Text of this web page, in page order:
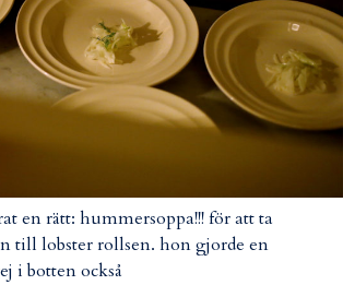
en rätt: hummersoppa!!! för att ta
till lobster rollsen. hon gjorde en
i botten också